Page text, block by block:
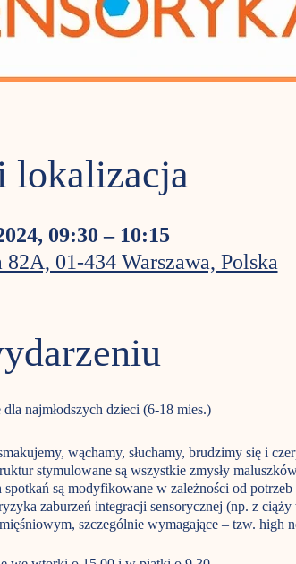
lokalizacja
09:30 – 10:15
01-434 Warszawa, Polska
najmłodszych dzieci (6-18 mies.)
wąchamy, słuchamy, brudzimy się i
stymulowane są wszystkie zmysły
są modyfikowane w zależności od
zaburzeń integracji sensorycznej (np. z
szczególnie wymagające – tzw. high